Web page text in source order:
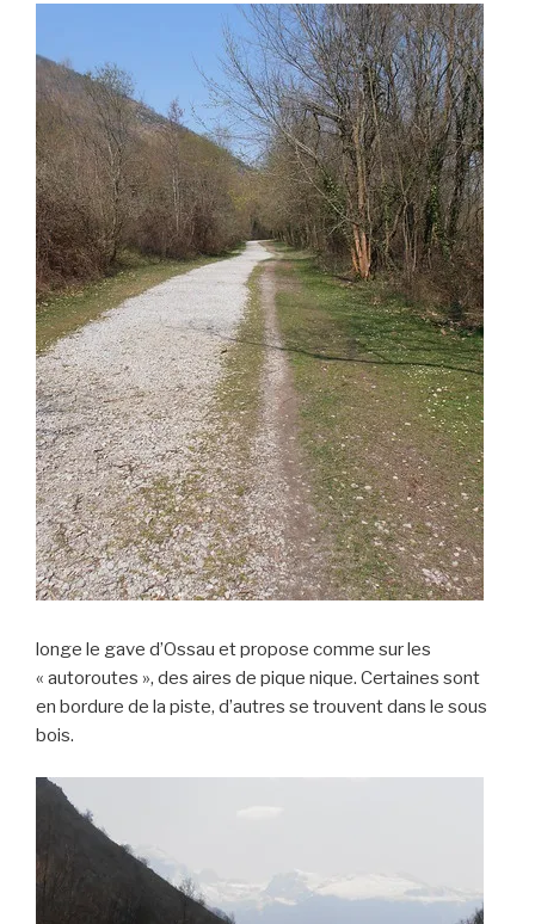
longe le gave d’Ossau et propose comme sur les
« autoroutes », des aires de pique nique. Certaines sont
en bordure de la piste, d’autres se trouvent dans le sous
bois.